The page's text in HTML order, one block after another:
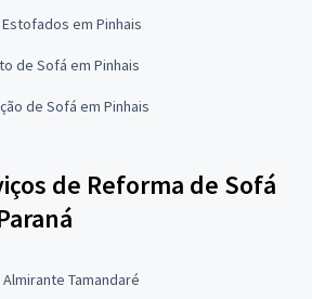
em Pinhais
de Sofá em Pinhais
de Sofá em Pinhais
de Reforma de Sofá
Tamandaré